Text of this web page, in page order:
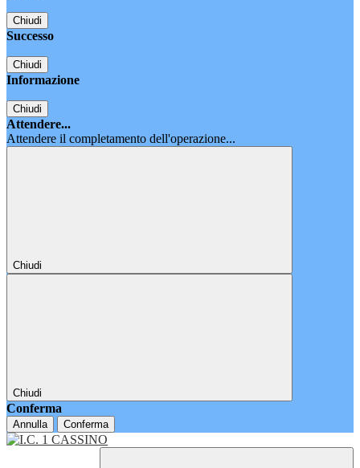
Chiudi
Successo
Chiudi
Informazione
Chiudi
Attendere...
Attendere il completamento dell'operazione...
Chiudi
Chiudi
Conferma
Annulla Conferma